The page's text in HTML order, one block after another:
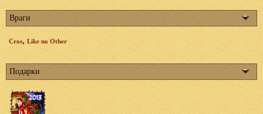
Враги
Cros, Like no Other
Подарки